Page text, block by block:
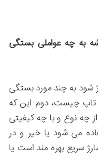
به چه عواملی بستگی
به چند مورد بستگی
تاپ چیست، دوم این که
چه نوع و با چه کیفیتی
می شود یا خیر و در
سریع بهره مند است یا